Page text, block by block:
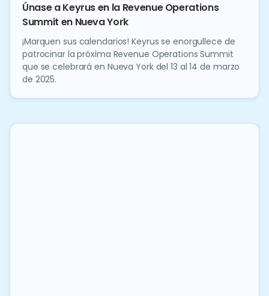
Únase a Keyrus en la Revenue Operations
Summit en Nueva York
¡Marquen sus calendarios! Keyrus se enorgullece de
patrocinar la próxima Revenue Operations Summit
que se celebrará en Nueva York del 13 al 14 de marzo
de 2025.